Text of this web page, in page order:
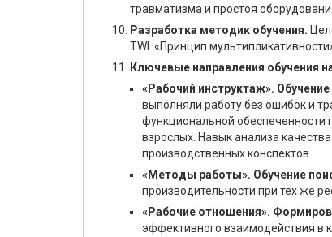
травматизма и простоя
Разработка методик обучения.
TWI. «Принцип
Ключевые направления обучения
«Рабочий инструктаж».
выполняли работу без ошибок и
функциональной обеспеченности
взрослых. Навык анализа
производственных конспектов.
«Методы работы». Обучение
производительности при тех же
«Рабочие отношения».
эффективного взаимодействия в